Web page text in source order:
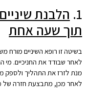
​1. הלבנת
תוך שעה אחת
לאחר שבודד את החניכיים. מי
מנת לזרז את התהליך ולספק
לאחר מכן, מתבצעת חזרה של